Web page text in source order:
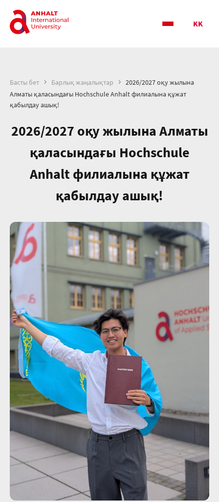
KK
Басты бет Барлық жаңалықтар
2026/2027 оқу жылына
Алматы қаласындағы Hochschule Anhalt филиалына құжат
қабылдау ашық!
2026/2027 оқу жылына Алматы
қаласындағы Hochschule
Anhalt филиалына құжат
қабылдау ашық!